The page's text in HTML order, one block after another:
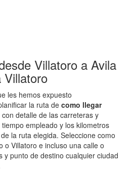
Villatoro a Avila
Villatoro
les hemos expuesto
la ruta de como llegar
con detalle de las carreteras y
empleado y los kilometros
la ruta elegida. Seleccione como
o Villatoro e incluso una calle o
y punto de destino cualquier ciudad